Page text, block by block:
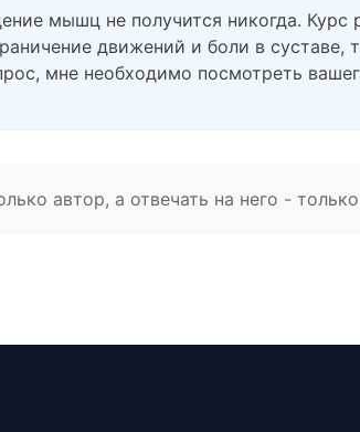
мышц не получится никогда.
движений и боли в суставе,
мне необходимо посмотреть
автор, а отвечать на него -